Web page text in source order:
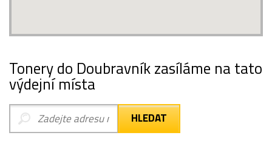
Tonery do Doubravník zasíláme na tato
výdejní místa